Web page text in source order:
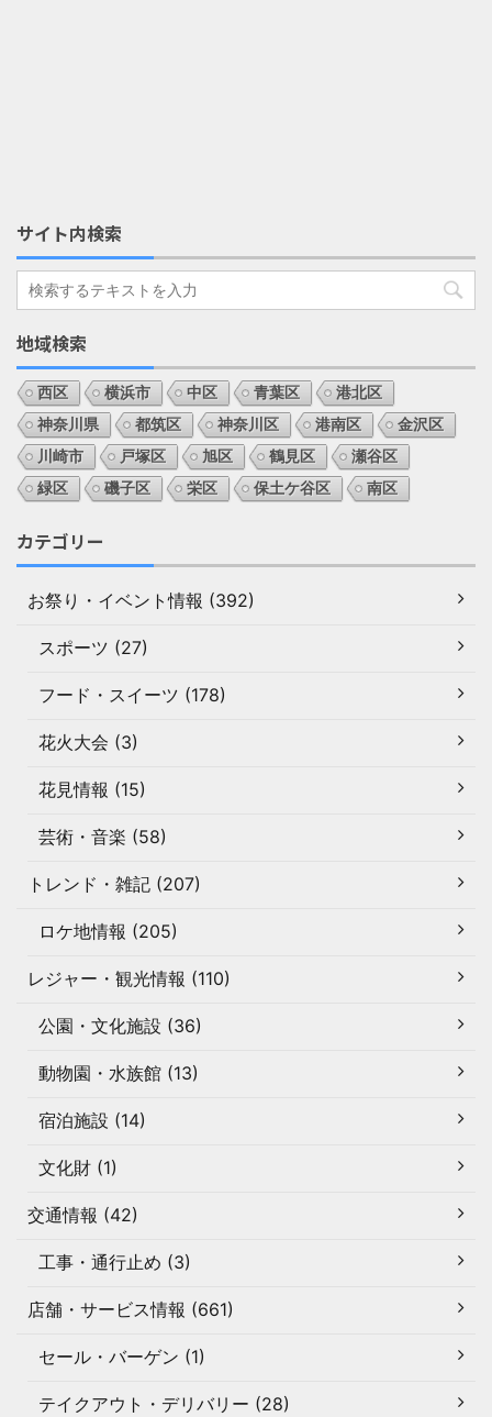
サイト内検索
地域検索
西区 横浜市 中区 青葉区
港北区
神奈川県
都筑区 神奈川区 港南区
金沢区
川崎市
戸塚区 旭区 鶴見区
瀬谷区
緑区
磯子区 栄区 保土ケ谷区 南区
カテゴリー
お祭り・イベント情報 (392)
スポーツ (27)
フード・スイーツ (178)
花火大会 (3)
花見情報 (15)
芸術・音楽 (58)
トレンド・雑記 (207)
ロケ地情報 (205)
レジャー・観光情報 (110)
公園・文化施設 (36)
動物園・水族館 (13)
宿泊施設 (14)
文化財 (1)
交通情報 (42)
工事・通行止め (3)
店舗・サービス情報 (661)
セール・バーゲン (1)
テイクアウト・デリバリー (28)